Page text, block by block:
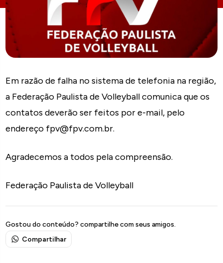
Em razão de falha no sistema de telefonia na região,
a Federação Paulista de Volleyball comunica que os
contatos deverão ser feitos por e-mail, pelo
endereço fpv@fpv.com.br.
Agradecemos a todos pela compreensão.
Federação Paulista de Volleyball
Gostou do conteúdo? compartilhe com seus amigos.
Compartilhar